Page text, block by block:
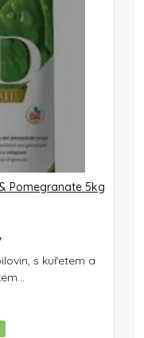
& Pomegranate 5kg
s kuřetem a